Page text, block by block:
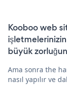
Kooboo web
büyük
Ama sonra the
nasıl yapılır ve